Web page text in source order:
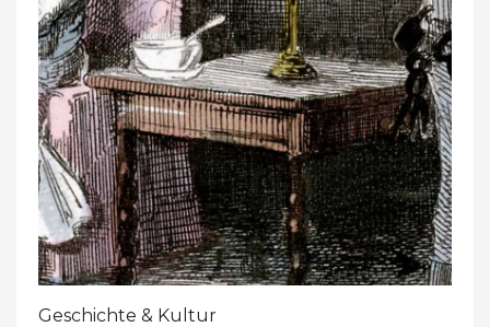
Geschichte & Kultur